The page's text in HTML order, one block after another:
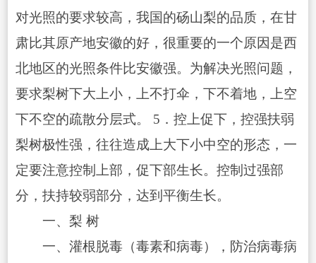
对光照的要求较高，我国的砀山梨的品质，在甘
肃比其原产地安徽的好，很重要的一个原因是西
北地区的光照条件比安徽强。为解决光照问题，
要求梨树下大上小，上不打伞，下不着地，上空
下不空的疏散分层式。 5．控上促下，控强扶弱
梨树极性强，往往造成上大下小中空的形态，一
定要注意控制上部，促下部生长。控制过强部
分，扶持较弱部分，达到平衡生长。
一、梨 树
一、灌根脱毒（毒素和病毒），防治病毒病